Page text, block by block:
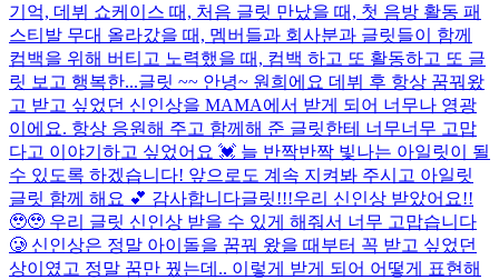
기억, 데뷔 쇼케이스 때, 처음 글릿 만났을 때, 첫 음방 활동 패
스티발 무대 올라갔을 때, 멤버들과 회사분과 글릿들이 함께
컴백을 위해 버티고 노력했을 때, 컴백 하고 또 활동하고 또 글
릿 보고 행복한...글릿 ~~ 안녕~ 원희에요 데뷔 후 항상 꿈꿔왔
고 받고 싶었던 신인상을 MAMA에서 받게 되어 너무나 영광
이에요. 항상 응원해 주고 함께해 준 글릿한테 너무너무 고맙
다고 이야기하고 싶었어요 💓 늘 반짝반짝 빛나는 아일릿이 될
수 있도록 하겠습니다! 앞으로도 계속 지켜봐 주시고 아일릿
글릿 함께 해요 💕 감사합니다글릿!!!우리 신인상 받았어요!!
🥹🥹 우리 글릿 신인상 받을 수 있게 해줘서 너무 고맙습니다
🥲 신인상은 정말 아이돌을 꿈꿔 왔을 때부터 꼭 받고 싶었던
상이였고 정말 꿈만 꿨는데.. 이렇게 받게 되어 어떻게 표현해